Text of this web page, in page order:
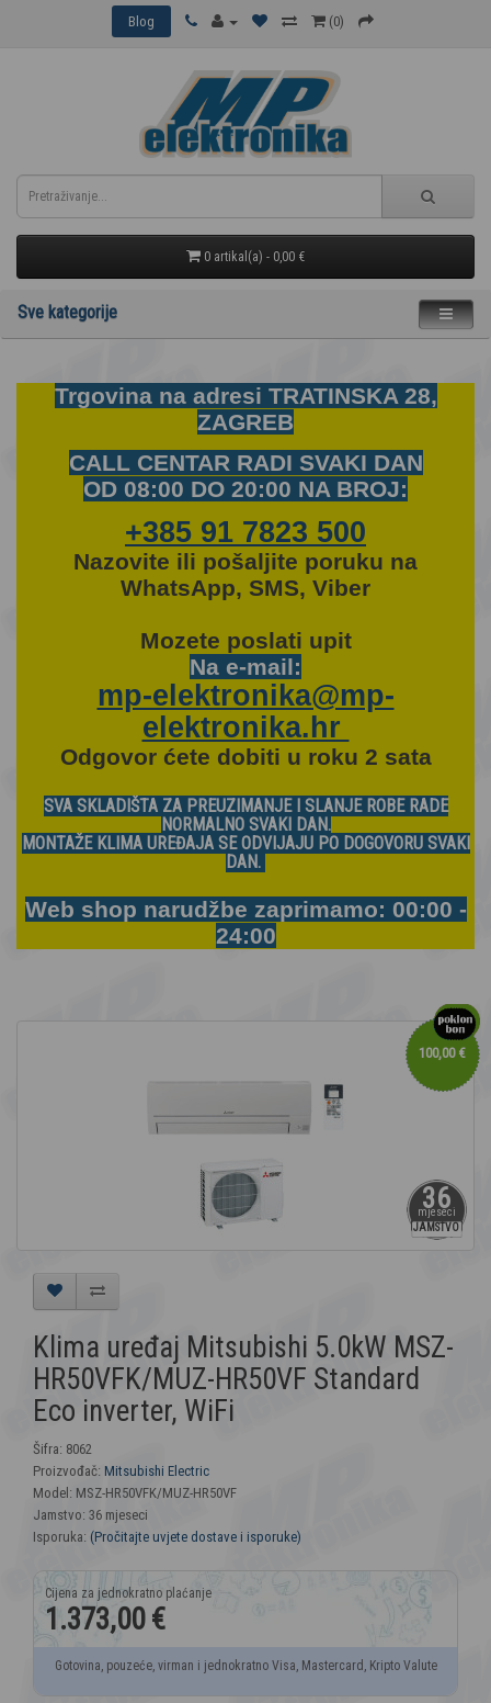
Blog (0)
0 artikal(a) - 0,00 €
Sve kategorije
Trgovina na adresi TRATINSKA 28,
ZAGREB
CALL CENTAR RADI SVAKI DAN
OD 08:00 DO 20:00 NA BROJ:
+385 91 7823 500
Nazovite ili pošaljite poruku na
WhatsApp, SMS, Viber
Mozete poslati upit
Na e-mail:
mp-elektronika@mp-
elektronika.hr
Odgovor ćete dobiti u roku 2 sata
SVA SKLADIŠTA ZA PREUZIMANJE I SLANJE ROBE RADE
NORMALNO SVAKI DAN.
MONTAŽE KLIMA UREĐAJA SE ODVIJAJU PO DOGOVORU SVAKI
DAN.
Web shop narudžbe zaprimamo: 00:00 -
24:00
100,00 €
36
mjeseci
JAMSTVO
Klima uređaj Mitsubishi 5.0kW MSZ-
HR50VFK/MUZ-HR50VF Standard
Eco inverter, WiFi
Šifra: 8062
Proizvođač: Mitsubishi Electric
Model: MSZ-HR50VFK/MUZ-HR50VF
Jamstvo: 36 mjeseci
Isporuka: (Pročitajte uvjete dostave i isporuke)
1.373,00 €
Gotovina, pouzeće, virman i jednokratno Visa, Mastercard, Kripto Valute